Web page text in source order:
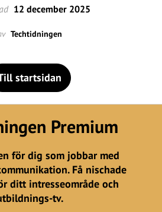
12 december 2025
Techtidningen
startsidan
Premium
för dig som jobbar med
Få nischade
ditt intresseområde och
tv.